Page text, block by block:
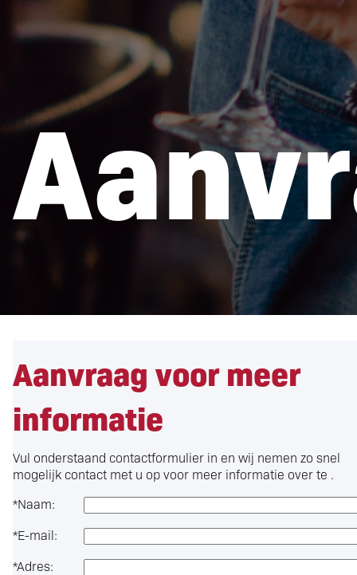
Aanvraag voor meer
informatie
Vul onderstaand contactformulier in en wij nemen zo snel
mogelijk contact met u op voor meer informatie overte .
*Naam:
*E-mail:
*Adres: